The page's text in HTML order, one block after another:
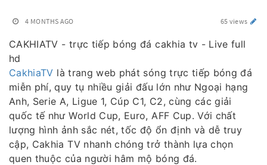
4 MONTHS AGO 65 views
CAKHIATV - trực tiếp bóng đá cakhia tv - Live full
hd
CakhiaTV là trang web phát sóng trực tiếp bóng đá
miễn phí, quy tụ nhiều giải đấu lớn như Ngoại hạng
Anh, Serie A, Ligue 1, Cúp C1, C2, cùng các giải
quốc tế như World Cup, Euro, AFF Cup. Với chất
lượng hình ảnh sắc nét, tốc độ ổn định và dễ truy
cập, Cakhia TV nhanh chóng trở thành lựa chọn
quen thuộc của người hâm mộ bóng đá.